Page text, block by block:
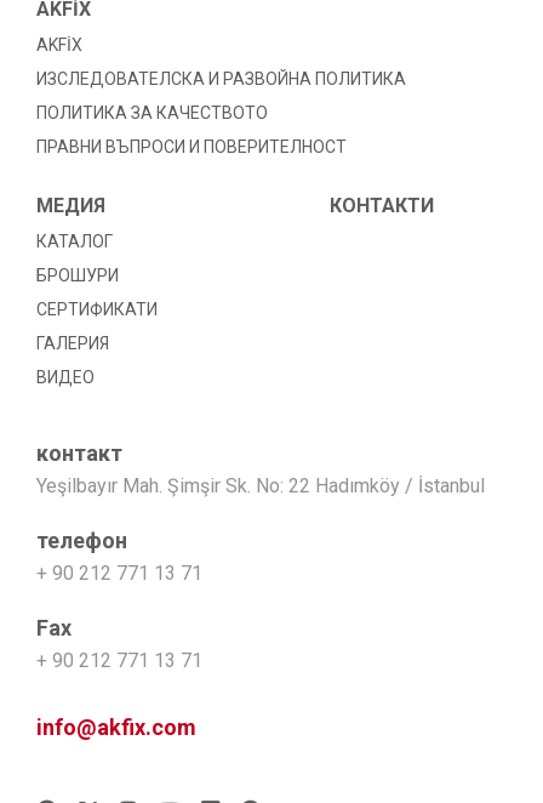
AKFİX
AKFİX
ИЗСЛЕДОВАТЕЛСКА И РАЗВОЙНА ПОЛИТИКА
ПОЛИТИКА ЗА КАЧЕСТВОТО
ПРАВНИ ВЪПРОСИ И ПОВЕРИТЕЛНОСТ
МЕДИЯ
КАТАЛОГ
БРОШУРИ
СЕРТИФИКАТИ
ГАЛЕРИЯ
ВИДЕО
КОНТАКТИ
контакт
Yeşilbayır Mah. Şimşir Sk. No: 22 Hadımköy / İstanbul
телефон
+ 90 212 771 13 71
Fax
+ 90 212 771 13 71
info@akfix.com